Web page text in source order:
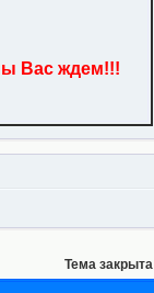
Вас ждем!!!
Тема закрыта